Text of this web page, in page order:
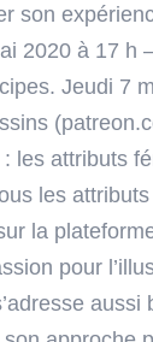
son
2020 à 17
Jeudi 7
attributs
les
la
pour
aussi